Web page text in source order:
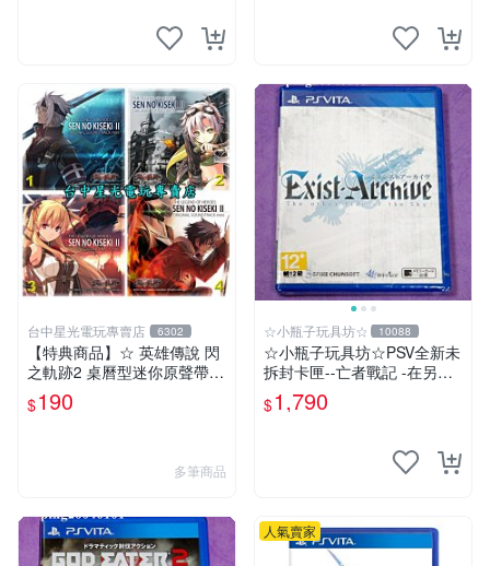
台中星光電玩專賣店 6302
【特典商品】☆ 英雄傳說 閃
之軌跡2 桌曆型迷你原聲帶 C
D ☆全新品【現貨供應 可挑
款】台中星光電玩
$190
多筆商品
☆小瓶子玩具坊☆ 10088
☆小瓶子玩具坊☆PSV全新未
拆封卡匣--亡者戰記 -在另一
側的天空下- (日版)
$1,790
人氣賣家